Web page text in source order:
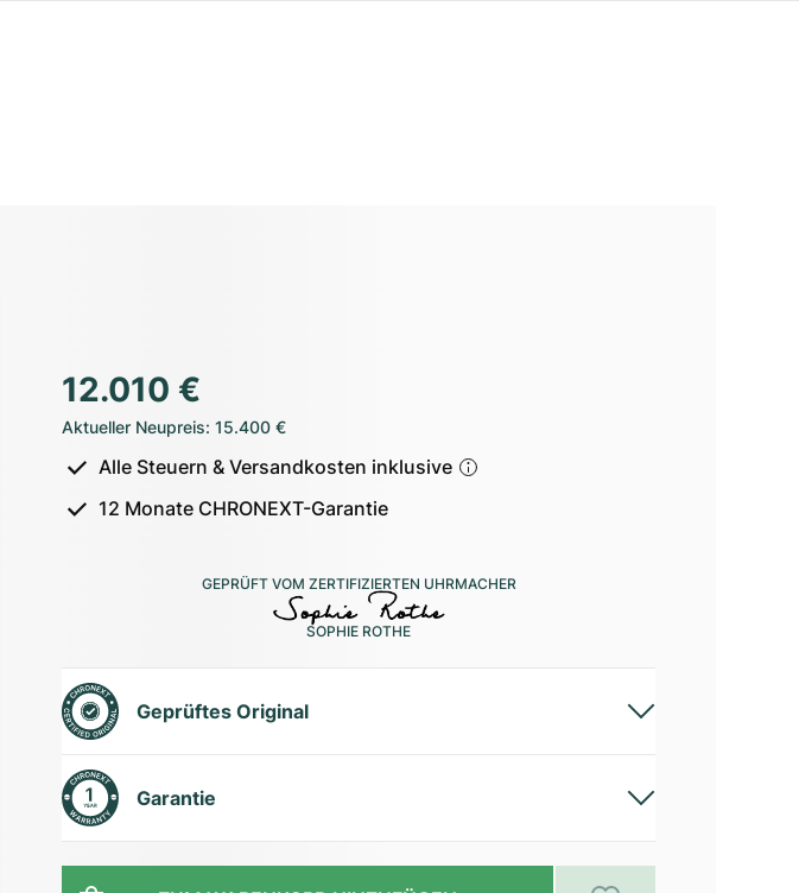
12.010 €
Aktueller Neupreis: 15.400 €
Alle Steuern & Versandkosten inklusive
12 Monate CHRONEXT-Garantie
GEPRÜFT VOM ZERTIFIZIERTEN UHRMACHER
SOPHIE ROTHE
Geprüftes Original
Garantie